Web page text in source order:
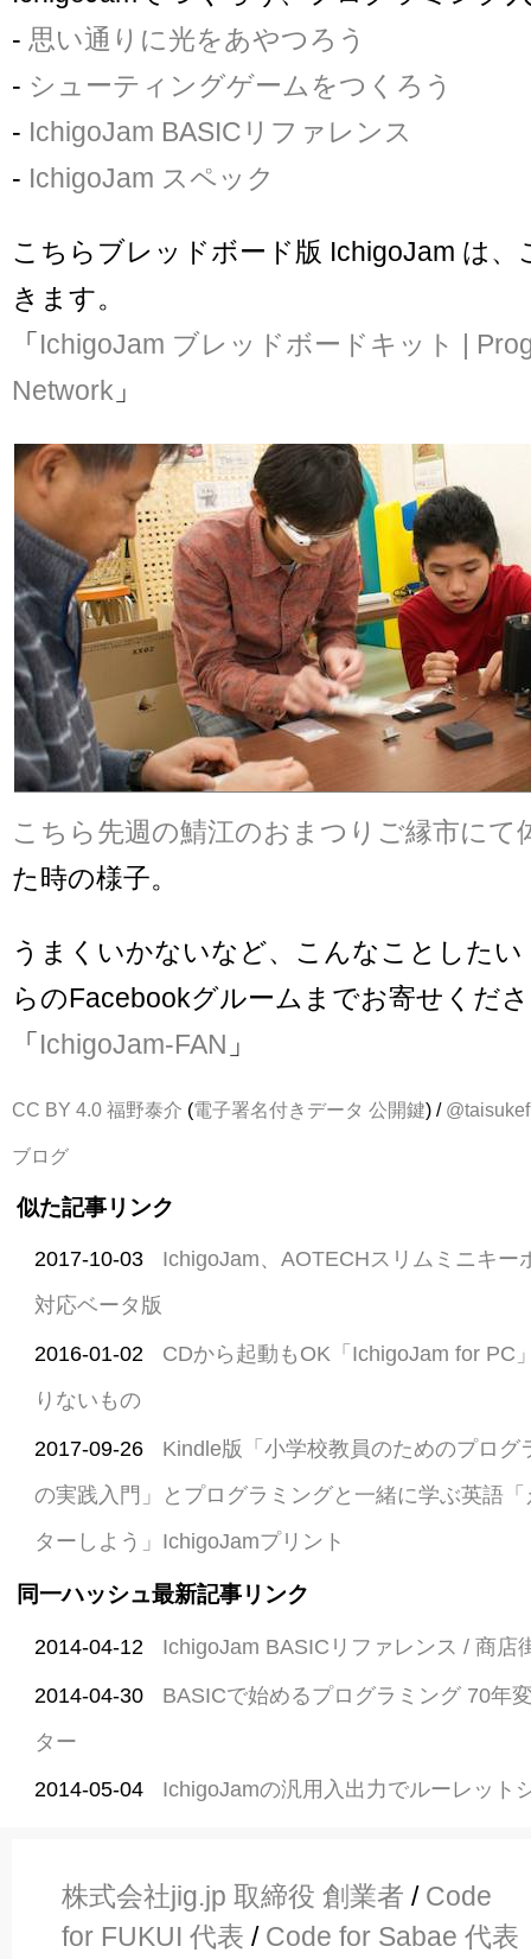
- 思い通りに光をあやつろう
- シューティングゲームをつくろう
- IchigoJam BASICリファレンス
- IchigoJam スペック
こちらブレッドボード版 IchigoJam は、
きます。
「IchigoJam ブレッドボードキット |
Network 」
こちら先週の鯖江のおまつりご縁市にて
た時の様子。
うまくいかないなど、こんなことした
らのFacebookグルームまでお寄せくだ
「IchigoJam-FAN 」
CC BY 4.0 福野泰介 (電子署名付きデータ 公開鍵) / @taisukef
ブログ
似た記事リンク
2017-10-03
IchigoJam、AOTECHスリムミニキー
対応ベータ版
2016-01-02
CDから起動もOK「IchigoJam for PC
りないもの
2017-09-26
Kindle版「小学校教員のためのプログ
の実践入門」とプログラミングと一緒に学ぶ英語
ターしよう」IchigoJamプリント
同一ハッシュ最新記事リンク
2014-04-12 IchigoJam BASICリファレンス / 商店
2014-04-30
BASICで始めるプログラミング 70年
ター
2014-05-04 IchigoJamの汎用入出力でルーレット
株式会社jig.jp 取締役 創業者 / Code
for FUKUI 代表 / Code for Sabae 代表